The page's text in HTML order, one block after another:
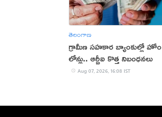
తెలంగాణ
గ్రామీణ సహకార బ్యాంకుల్లో హోం
లోన్లు.. ఆర్బీఐ కొత్త నిబంధనలు
Aug 07, 2026, 16:08 IST